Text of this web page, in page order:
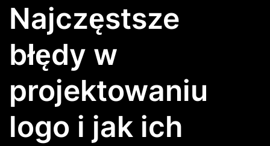
Najczęstsze
błędy w
projektowaniu
logo i jak ich